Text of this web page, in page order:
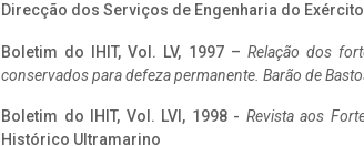
Direcção dos Serviços de Engenharia do
Boletim do IHIT, Vol. LV, 1997 – Relação dos
conservados para defeza permanente. Barão de
Boletim do IHIT, Vol. LVI, 1998 - Revista aos
Histórico Ultramarino